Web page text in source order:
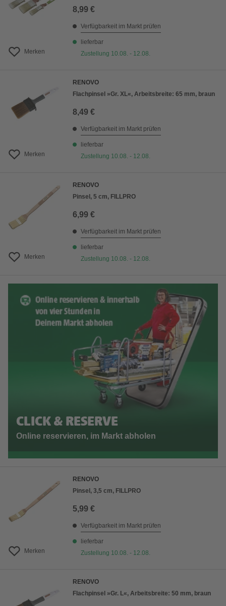
Merken
8,99 €
Verfügbarkeit im Markt prüfen
lieferbar
Zustellung 10.08. - 12.08.
Merken
RENOVO
Flachpinsel »Gr. XL«, Arbeitsbreite: 65 mm, braun
8,49 €
Verfügbarkeit im Markt prüfen
lieferbar
Zustellung 10.08. - 12.08.
Merken
RENOVO
Pinsel, 5 cm, FILLPRO
6,99 €
Verfügbarkeit im Markt prüfen
lieferbar
Zustellung 10.08. - 12.08.
CLICK & RESERVE
Online reservieren, im Markt abholen
Merken
RENOVO
Pinsel, 3,5 cm, FILLPRO
5,99 €
Verfügbarkeit im Markt prüfen
lieferbar
Zustellung 10.08. - 12.08.
RENOVO
Flachpinsel »Gr. L«, Arbeitsbreite: 50 mm, braun